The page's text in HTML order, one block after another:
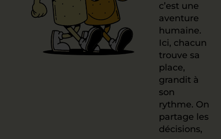
c’est une
aventure
humaine.
Ici, chacun
trouve sa
place,
grandit à
son
rythme. On
partage les
décisions,